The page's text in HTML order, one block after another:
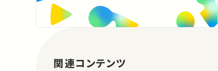
関連コンテンツ